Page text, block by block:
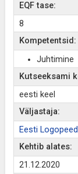
EQF tase:
8
Kompetentsid:
Juhtimine
Kutseeksami
eesti keel
Väljastaja:
Eesti
Kehtib alates:
21.12.2020